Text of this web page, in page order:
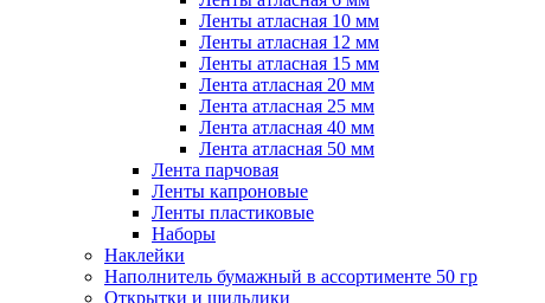
Ленты атласная 10 мм
Ленты атласная 12 мм
Ленты атласная 15 мм
Лента атласная 20 мм
Лента атласная 25 мм
Лента атласная 40 мм
Лента атласная 50 мм
Лента парчовая
Ленты капроновые
Ленты пластиковые
Наборы
Наклейки
Наполнитель бумажный в ассортименте 50 гр
Открытки и шильдики